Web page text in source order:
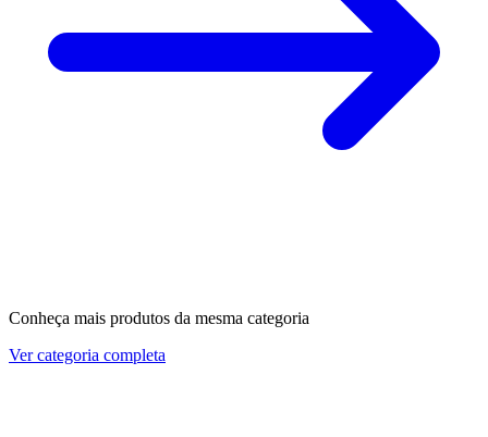
Conheça mais produtos da mesma categoria
Ver categoria completa